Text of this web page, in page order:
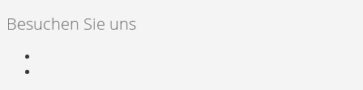
Besuchen Sie uns